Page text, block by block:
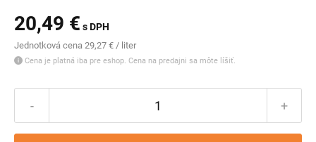
20,49 € s DPH
Jednotková cena 29,27 € / liter
Cena je platná iba pre eshop. Cena na predajni sa môte líšiť.
- +